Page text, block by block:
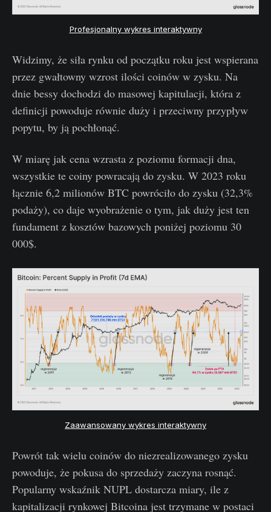
Profesjonalny wykres interaktywny
Widzimy, że siła rynku od początku roku jest wspierana
przez gwałtowny wzrost ilości coinów w zysku. Na
dnie bessy dochodzi do masowej kapitulacji, która z
definicji powoduje równie duży i przeciwny przypływ
popytu, by ją pochłonąć.
W miarę jak cena wzrasta z poziomu formacji dna,
wszystkie te coiny powracają do zysku. W 2023 roku
łącznie 6,2 milionów BTC powróciło do zysku (32,3%
podaży), co daje wyobrażenie o tym, jak duży jest ten
fundament z kosztów bazowych poniżej poziomu 30
000$.
Zaawansowany wykres interaktywny
Powrót tak wielu coinów do niezrealizowanego zysku
powoduje, że pokusa do sprzedaży zaczyna rosnąć.
Popularny wskaźnik NUPL dostarcza miary, ile z
kapitalizacji rynkowej Bitcoina jest trzymane w postaci